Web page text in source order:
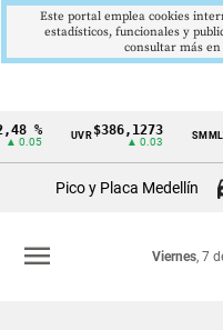
Cintillo
Colombia
% UVR$386,1273
▲ 0.03
SMMLV
Pico y Placa Medellín
Viernes, 7
menu
Este portal emplea cookies
estadísticos, funcionales y
consultar más